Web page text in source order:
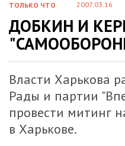
ТОЛЬКО ЧТО 2007.03.16
ДОБКИН И
Власти Харькова
Рады и партии
провести митинг
в Харькове.